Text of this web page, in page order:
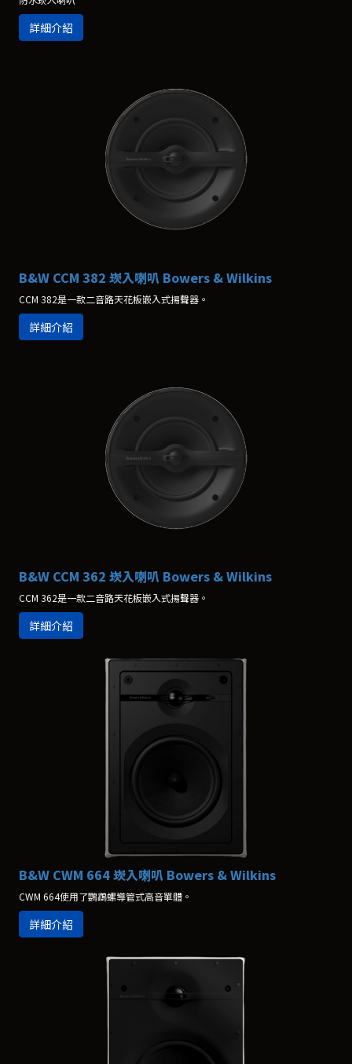
詳細介紹
B&W CCM 382 崁入喇叭 Bowers & Wilkins
CCM 382是一款二音路天花板嵌入式揚聲器。
詳細介紹
B&W CCM 362 崁入喇叭 Bowers & Wilkins
CCM 362是一款二音路天花板嵌入式揚聲器。
詳細介紹
B&W CWM 664 崁入喇叭 Bowers & Wilkins
CWM 664使用了鸚鵡螺導管式高音單體。
詳細介紹